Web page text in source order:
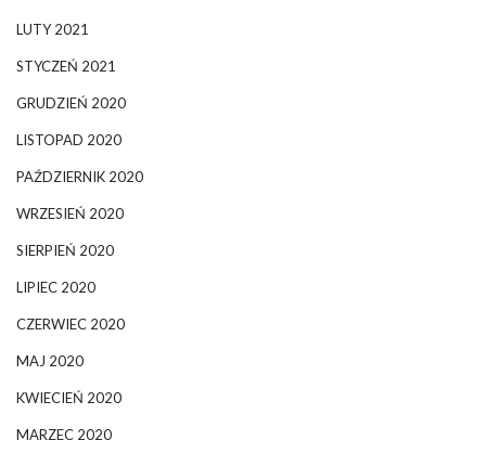
LUTY 2021
STYCZEŃ 2021
GRUDZIEŃ 2020
LISTOPAD 2020
PAŹDZIERNIK 2020
WRZESIEŃ 2020
SIERPIEŃ 2020
LIPIEC 2020
CZERWIEC 2020
MAJ 2020
KWIECIEŃ 2020
MARZEC 2020